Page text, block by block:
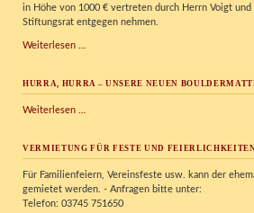
in Höhe von 1000 € vertreten durch Herrn Voigt und
Stiftungsrat entgegen nehmen.
Weiterlesen …
Stiftungspreis
HURRA, HURRA – UNSERE NEUEN
Weiterlesen …
unsere
Bouldermatten
sind
da!
VERMIETUNG FÜR FESTE UND
Für Familienfeiern, Vereinsfeste usw. kann der
gemietet werden. - Anfragen bitte unter:
Telefon: 03745 751650